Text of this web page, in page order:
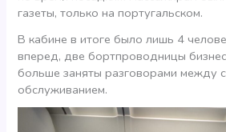
газеты, только на португальском.
В кабине в итоге было лишь 4
вперед, две бортпроводницы
больше заняты разговорами между
обслуживанием.